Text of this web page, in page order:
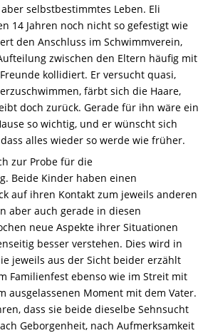
selbstbestimmtes Leben. Eli
14 Jahren noch nicht so gefestigt wie
den Anschluss im Schwimmverein,
zwischen den Eltern häufig mit
kollidiert. Er versucht quasi,
färbt sich die Haare,
doch zurück. Gerade für ihn wäre ein
so wichtig, und er wünscht sich
alles wieder so werde wie früher.
zur Probe für die
Beide Kinder haben einen
auf ihren Kontakt zum jeweils anderen
aber auch gerade in diesen
neue Aspekte ihrer Situationen
besser verstehen. Dies wird in
jeweils aus der Sicht beider erzählt
Familienfest ebenso wie im Streit mit
ausgelassenen Moment mit dem Vater.
dass sie beide dieselbe Sehnsucht
Geborgenheit, nach Aufmerksamkeit